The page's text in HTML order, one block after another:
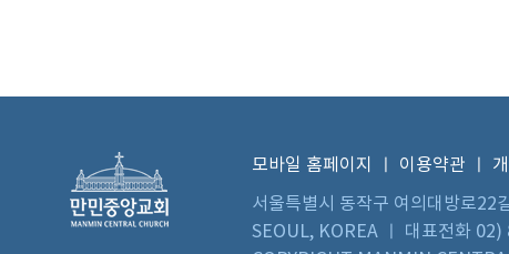
모바일 홈페이지 이용약관
서울특별시 동작구 여의대방로
SEOUL, KOREA ㅣ 대표전화